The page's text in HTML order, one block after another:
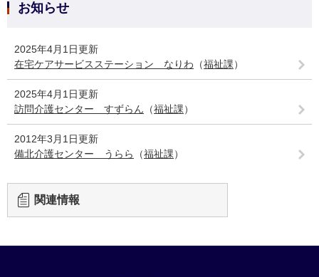
お知らせ
2025年4月1日更新
在宅ケアサービスステーション なりわ （福祉課）
2025年4月1日更新
訪問介護センター すずらん （福祉課）
2012年3月1日更新
備北介護センター うらら
（福祉課）
関連情報